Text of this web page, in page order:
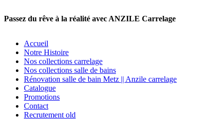
Passez du rêve à la réalité avec ANZILE Carrelage
Accueil
Notre Histoire
Nos collections carrelage
Nos collections salle de bains
Rénovation salle de bain Metz || Anzile carrelage
Catalogue
Promotions
Contact
Recrutement old